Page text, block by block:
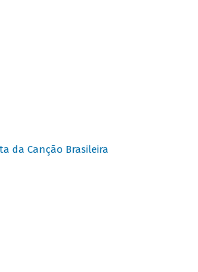
da Canção Brasileira